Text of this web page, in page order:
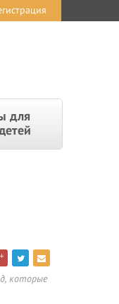
для
которые